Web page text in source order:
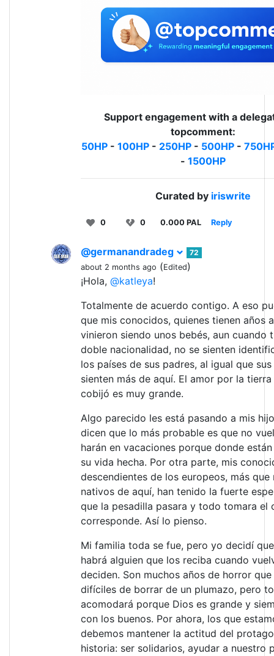
Support engagement with a
topcomment:
50HP - 100HP - 250HP - 500HP -
- 1500HP
Curated by iriswrite
0 0 0.000 PAL Reply
@germanandradeg
72
about 2 months ago (Edited)
¡Hola, @katleya!
Totalmente de acuerdo contigo. A eso
que mis conocidos, quienes tienen años
vinieron siendo unos bebés, aun cuando
doble nacionalidad, no se sienten
los países de sus padres, al igual que
sienten más de aquí. El amor por la
cobijó es muy grande.
Algo parecido les está pasando a mis
dicen que lo más probable es que no
harán en vacaciones porque donde
su vida hecha. Por otra parte, mis
descendientes de los europeos, más que
nativos de aquí, han tenido la fuerte
que la pesadilla pasara y todo tomara el
corresponde. Así lo pienso.
Mi familia toda se fue, pero yo decidí
habrá alguien que los reciba cuando
deciden. Son muchos años de horror que
difíciles de borrar de un plumazo, pero
acomodará porque Dios es grande y
con los buenos. Por ahora, los que
debemos mantener la actitud del
historia: ser solidarios, ayudar a nuestro